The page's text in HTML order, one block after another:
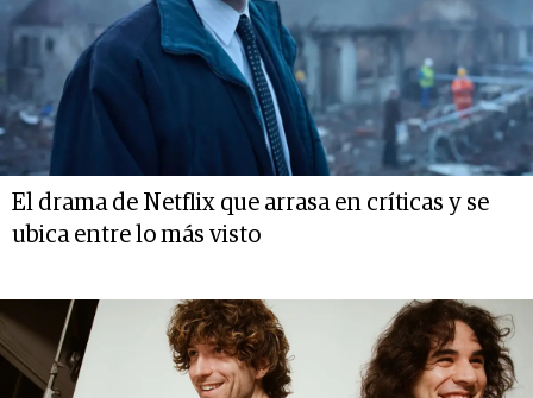
El drama de Netflix que arrasa en críticas y se
ubica entre lo más visto